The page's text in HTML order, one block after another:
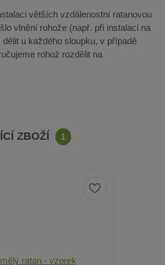
větších vzdálenostní ratanovou
vlnění rohože (např. při instalaci na
u každého sloupku, v případě
rohož rozdělit na
ZBOŽÍ 1